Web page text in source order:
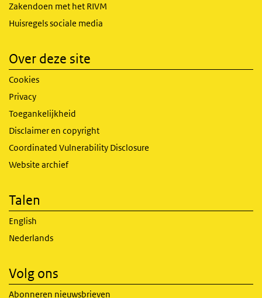
Zakendoen met het RIVM
Huisregels sociale media
Over deze site
Cookies
Privacy
Toegankelijkheid
Disclaimer en copyright
Coordinated Vulnerability Disclosure
Website archief
Talen
English
Nederlands
Volg ons
Abonneren nieuwsbrieven